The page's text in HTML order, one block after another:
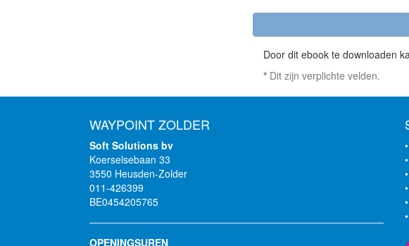
Door dit ebook te downloaden
*Dit zijn verplichte velden.
WAYPOINT ZOLDER
Soft Solutions bv
Koerselsebaan 33
3550 Heusden-Zolder
011-426399
BE0454205765
OPENINGSUREN
•
•
•
•
•
•